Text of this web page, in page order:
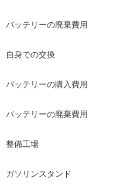
バッテリーの廃棄費用
自身での交換
バッテリーの購入費用
バッテリーの廃棄費用
整備工場
ガソリンスタンド